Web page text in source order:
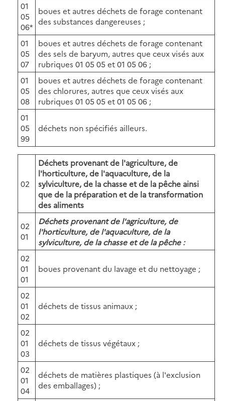
01
05
06*
boues et autres déchets de forage contenant
des substances dangereuses ;
01
05
07
boues et autres déchets de forage contenant
des sels de baryum, autres que ceux visés aux
rubriques 01 05 05 et 01 05 06 ;
01
05
08
boues et autres déchets de forage contenant
des chlorures, autres que ceux visés aux
rubriques 01 05 05 et 01 05 06 ;
01
05
99
déchets non spécifiés ailleurs.
02
Déchets provenant de l'agriculture, de
l'horticulture, de l'aquaculture, de la
sylviculture, de la chasse et de la pêche ainsi
que de la préparation et de la transformation
des aliments
02
01
Déchets provenant de l'agriculture, de
l'horticulture, de l'aquaculture, de la
sylviculture, de la chasse et de la pêche :
02
01
01
boues provenant du lavage et du nettoyage ;
02
01
02
déchets de tissus animaux ;
02
01
03
déchets de tissus végétaux ;
02
01
04
déchets de matières plastiques (à l'exclusion
des emballages) ;